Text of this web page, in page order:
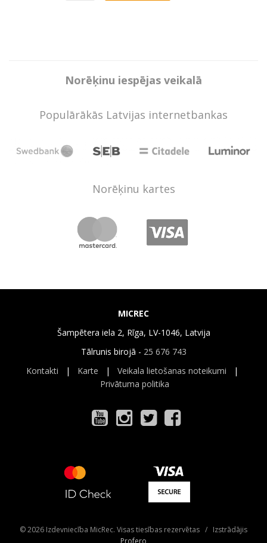
Norēķinu iespējas veikalā
Populārākās Latvijas internetbankas
Norēķinu kartes
MICREC
Šampētera iela 2, Rīga, LV-1046, Latvija
Tālrunis birojā - 25 676 743
Kontakti | Karte | Veikala lietošanas noteikumi |
Privātuma politika
© 2026 Izdevniecība MicRec. Visas tiesības rezervētas / Izstrādājis
Profero